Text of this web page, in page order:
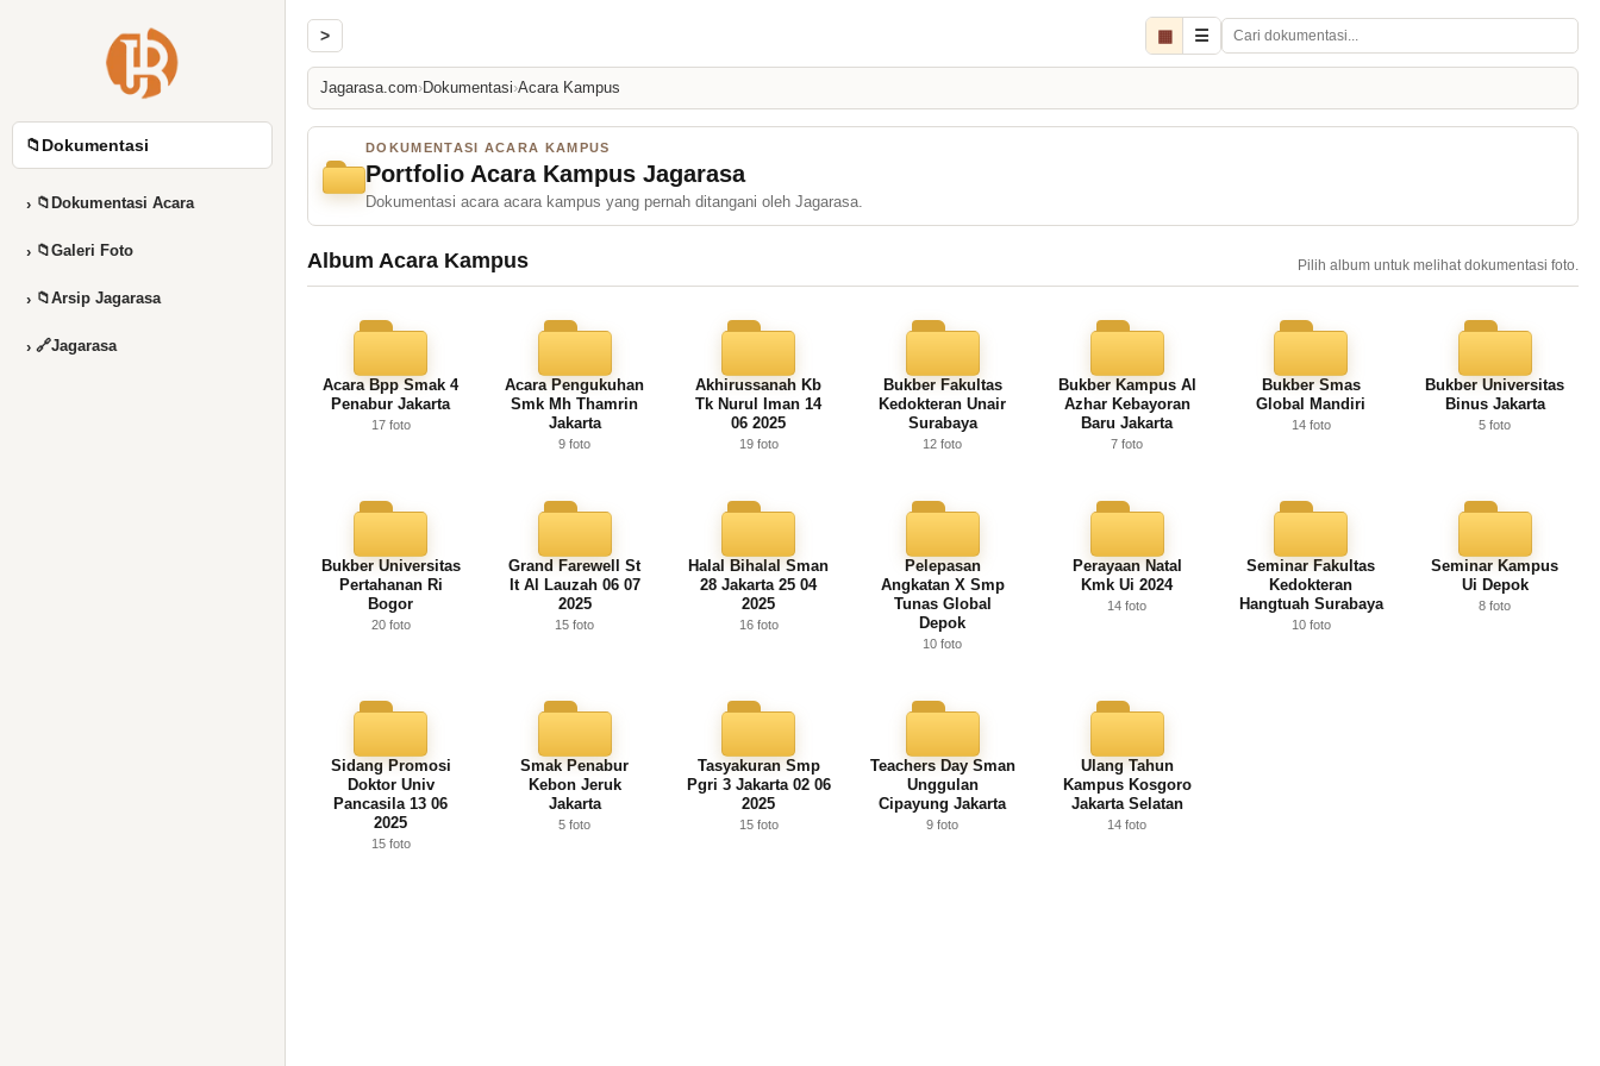
📁 Dokumentasi
› 📁 Dokumentasi Acara
› 📁Galeri Foto
› 📁Arsip Jagarasa
› 🔗Jagarasa
> ▦ ☰
Jagarasa.com›Dokumentasi›Acara Kampus
DOKUMENTASI ACARA KAMPUS
Portfolio Acara Kampus Jagarasa
Dokumentasi acara acara kampus yang pernah ditangani oleh Jagarasa.
Album Acara Kampus Pilih album untuk melihat dokumentasi foto.
Acara Bpp Smak 4
Penabur Jakarta
17 foto
Acara Pengukuhan
Smk Mh Thamrin
Jakarta
9 foto
Akhirussanah Kb
Tk Nurul Iman 14
06 2025
19 foto
Bukber Fakultas
Kedokteran Unair
Surabaya
12 foto
Bukber Kampus Al
Azhar Kebayoran
Baru Jakarta
7 foto
Bukber Smas
Global Mandiri
14 foto
Bukber Universitas
Binus Jakarta
5 foto
Bukber Universitas
Pertahanan Ri
Bogor
20 foto
Grand Farewell St
It Al Lauzah 06 07
2025
15 foto
Halal Bihalal Sman
28 Jakarta 25 04
2025
16 foto
Pelepasan
Angkatan X Smp
Tunas Global
Depok
10 foto
Perayaan Natal
Kmk Ui 2024
14 foto
Seminar Fakultas
Kedokteran
Hangtuah Surabaya
10 foto
Seminar Kampus
Ui Depok
8 foto
Sidang Promosi
Doktor Univ
Pancasila 13 06
2025
15 foto
Smak Penabur
Kebon Jeruk
Jakarta
5 foto
Tasyakuran Smp
Pgri 3 Jakarta 02 06
2025
15 foto
Teachers Day Sman
Unggulan
Cipayung Jakarta
9 foto
Ulang Tahun
Kampus Kosgoro
Jakarta Selatan
14 foto